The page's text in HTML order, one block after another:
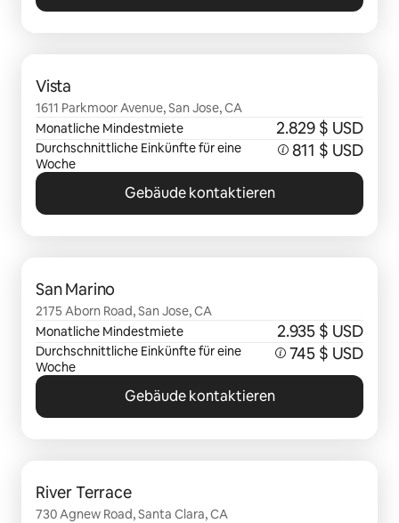
Vista
1611 Parkmoor Avenue, San Jose, CA
Monatliche Mindestmiete
2.829 $ USD
Durchschnittliche Einkünfte für eine
Woche
811 $ USD
Gebäude kontaktieren
San Marino
2175 Aborn Road, San Jose, CA
Monatliche Mindestmiete
2.935 $ USD
Durchschnittliche Einkünfte für eine
Woche
745 $ USD
Gebäude kontaktieren
River Terrace
730 Agnew Road, Santa Clara, CA